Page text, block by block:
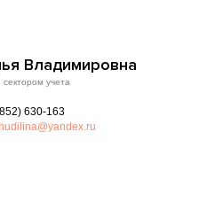
Владимировна
учета
630-163